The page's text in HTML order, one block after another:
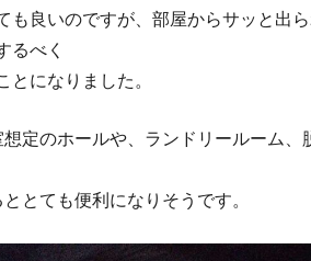
も良いのですが、部屋からサッと出
るべく
とになりました。
定のホールや、ランドリールーム、
とても便利になりそうです。